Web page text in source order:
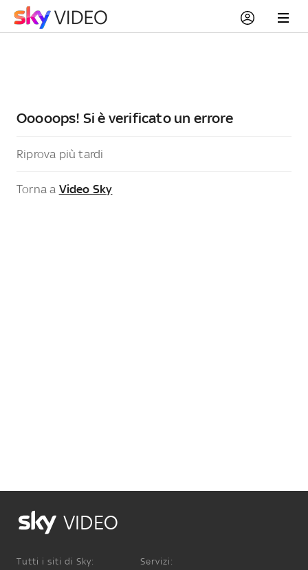
Ooooops! Si è verificato un errore
Riprova più tardi
Torna a Video Sky
VIDEO
Tutti i siti di Sky: Servizi: